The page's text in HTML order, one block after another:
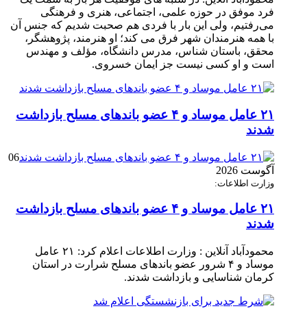
فرد موفق در حوزه علمی، اجتماعی، هنری و فرهنگی
می‌رفتیم، ولی این بار با فردی هم صحبت شدیم که جنس آن
با همه هنرمندان شهر فرق می کند؛ او هنرمند، پژوهشگر،
محقق، باستان شناس، مدرس دانشگاه، مؤلف و مهندس
است و او کسی نیست جز ایمان خسروی.
۲۱ عامل موساد و ۴ عضو باند‌های مسلح بازداشت
شدند
06
آگوست 2026
وزارت اطلاعات:
۲۱ عامل موساد و ۴ عضو باند‌های مسلح بازداشت
شدند
محمودآباد آنلاین : وزارت اطلاعات اعلام کرد: ۲۱ عامل
موساد و ۴ شرور عضو باند‌های مسلح شرارت در استان
کرمان شناسایی و بازداشت شدند.